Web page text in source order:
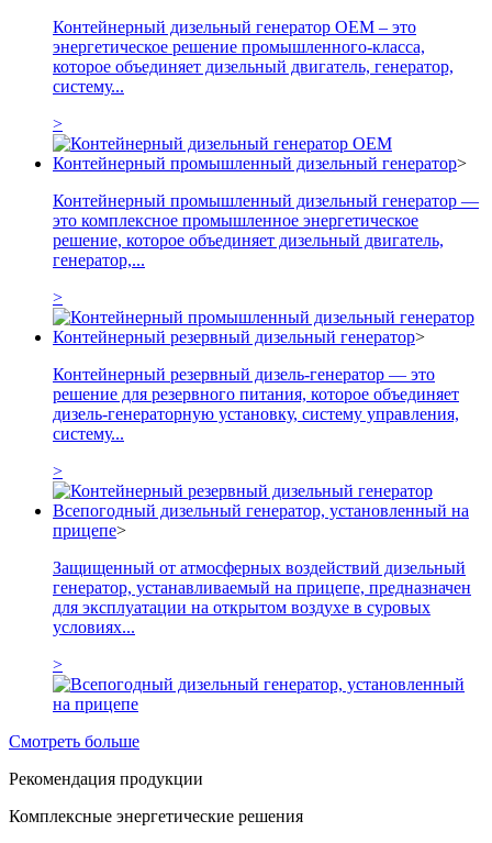
Контейнерный дизельный генератор OEM – это
энергетическое решение промышленного-класса,
которое объединяет дизельный двигатель, генератор,
систему...
>
Контейнерный промышленный дизельный генератор>
Контейнерный промышленный дизельный генератор —
это комплексное промышленное энергетическое
решение, которое объединяет дизельный двигатель,
генератор,...
>
Контейнерный резервный дизельный генератор>
Контейнерный резервный дизель-генератор — это
решение для резервного питания, которое объединяет
дизель-генераторную установку, систему управления,
систему...
>
Всепогодный дизельный генератор, установленный на
прицепе>
Защищенный от атмосферных воздействий дизельный
генератор, устанавливаемый на прицепе, предназначен
для эксплуатации на открытом воздухе в суровых
условиях...
>
Смотреть больше
Рекомендация продукции
Комплексные энергетические решения